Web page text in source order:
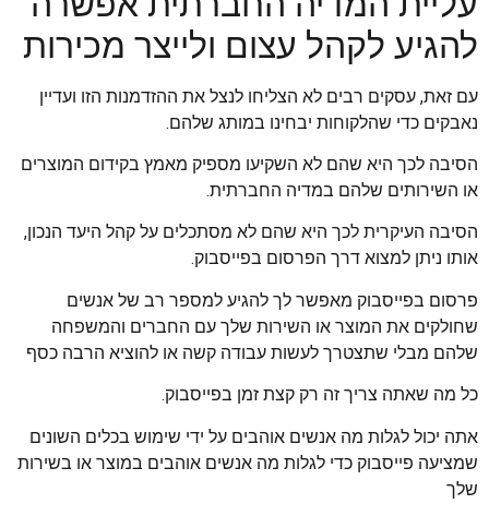
להגיע לקהל עצום ולייצר מכירות
עם זאת, עסקים רבים לא הצליחו לנצל את ההזדמנות הזו ועדיין
נאבקים כדי שהלקוחות יבחינו במותג שלהם.
הסיבה לכך היא שהם לא השקיעו מספיק מאמץ בקידום המוצרים
או השירותים שלהם במדיה החברתית.
הסיבה העיקרית לכך היא שהם לא מסתכלים על קהל היעד הנכון,
אותו ניתן למצוא דרך הפרסום בפייסבוק.
פרסום בפייסבוק מאפשר לך להגיע למספר רב של אנשים
שחולקים את המוצר או השירות שלך עם החברים והמשפחה
שלהם מבלי שתצטרך לעשות עבודה קשה או להוציא הרבה כסף
כל מה שאתה צריך זה רק קצת זמן בפייסבוק.
אתה יכול לגלות מה אנשים אוהבים על ידי שימוש בכלים השונים
שמציעה פייסבוק כדי לגלות מה אנשים אוהבים במוצר או בשירות
שלך